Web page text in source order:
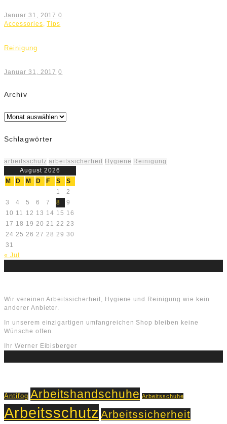
Januar 31, 2017 0
Accessories ,Tips
Reinigung
Januar 31, 2017 0
Archiv
Archiv
Schlagwörter
arbeitsschutz arbeitssicherheit Hygiene Reinigung
August 2026
M
D M D F S
S
1
2
3
4 5 6 7 8
9
10 11 12 13 14 15 16
17 18 19 20 21 22 23
24 25 26 27 28 29 30
31
« Jul
Wir vereinen Arbeitssicherheit, Hygiene und Reinigung wie kein
anderer Anbieter.
In unserem einzigartigen umfangreichen Shop bleiben keine
Wünsche offen.
Ihr Werner Eibisberger
Antifog Arbeitshandschuhe Arbeitsschuhe
Arbeitsschutz Arbeitssicherheit